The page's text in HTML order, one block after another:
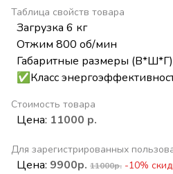
Таблица свойств товара
Загрузка 6 кг
Отжим 800 об/мин
Габаритные размеры
✅Класс
Стоимость товара
Цена: 11000 р.
Для зарегистрированных
Цена: 9900р. 11000р. -10%